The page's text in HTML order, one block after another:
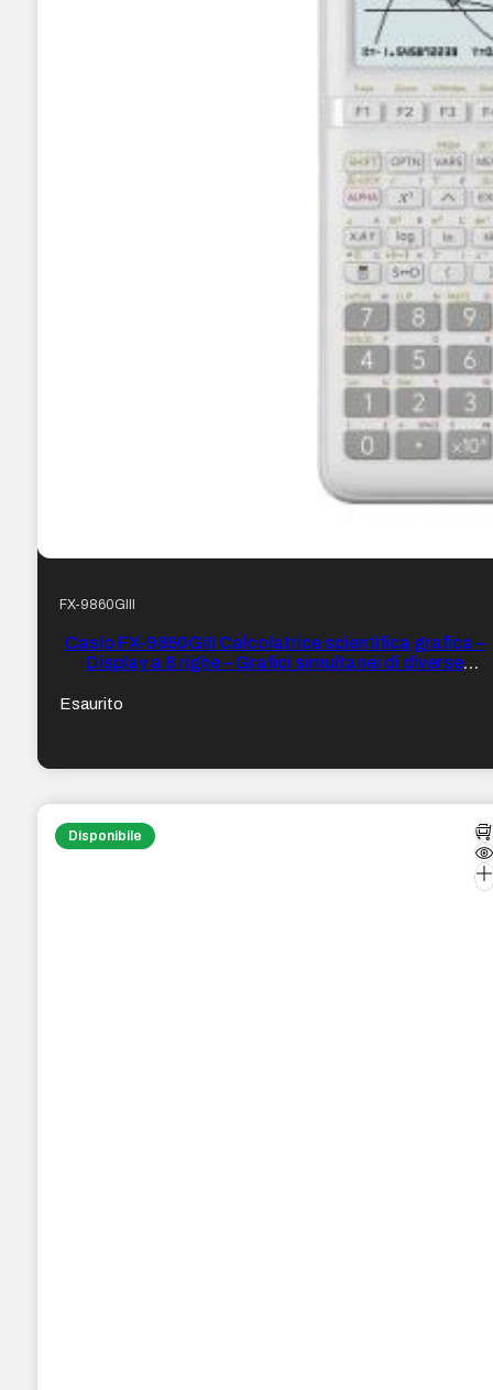
FX-9860GIII
Casio FX-9860GIII Calcolatrice scientifica grafica –
Display a 8 righe – Grafici simultanei di diverse
Esaurito
Disponibile